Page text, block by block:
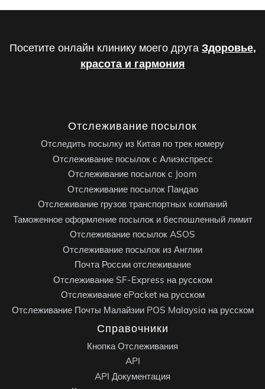
Посетите онлайн клинику моего друга Здоровье,
красота и гармония
Отслеживание посылок
Отследить посылку из Китая по трек номеру
Отслеживание посылок с Алиэкспресс
Отслеживание посылок с Joom
Отслеживание посылок Пандао
Отслеживание грузов транспортных компаний
Таможенное оформление посылок и беспошленный лимит
Отслеживание посылок ASOS
Отслеживание посылок из Англии
Почта России отслеживание
Отслеживание SF-Express на русском
Отслеживание ePacket на русском
Отслеживание Почты Малайзии POS Malaysia на русском
Справочники
Кнопка Отслеживания
API
API Документация